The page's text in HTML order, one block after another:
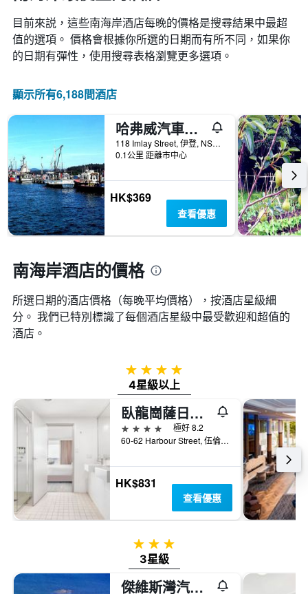
目前來説，這些南海岸​酒店每晚的價格是搜尋結果中最超
值的選項。 價格會根據你所選的日期而有所不同，如果你
的日期有彈性，使用搜尋表格瀏覽更多選項。
顯示所有6,188間酒店
哈弗威汽車旅館
118 Imlay Street, 伊登, NSW, 澳洲
0.1公里 距離市中心
HK$369
查看優惠
南海岸酒店的價格
所選日期的酒店價格（每晚平均價格），按酒店星級細
分。 我們已特別標識了每個酒店星級中最受歡迎和超值的
酒店。
4星級
4星級以上
臥龍崗薩日酒店
4星級
極好 8.2
60-62 Harbour Street, 伍倫貢, NSW, 澳洲
HK$831
查看優惠
3星級
3星級
傑維斯灣汽車旅館